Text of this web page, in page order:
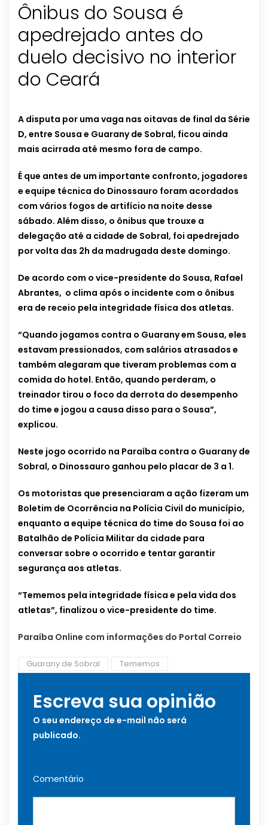
Ônibus do Sousa é
apedrejado antes do
duelo decisivo no interior
do Ceará
A disputa por uma vaga nas oitavas de final da Série
D, entre Sousa e Guarany de Sobral, ficou ainda
mais acirrada até mesmo fora de campo.
É que antes de um importante confronto, jogadores
e equipe técnica do Dinossauro foram acordados
com vários fogos de artifício na noite desse
sábado. Além disso, o ônibus que trouxe a
delegação até a cidade de Sobral, foi apedrejado
por volta das 2h da madrugada deste domingo.
De acordo com o vice-presidente do Sousa, Rafael
Abrantes, o clima após o incidente com o ônibus
era de receio pela integridade física dos atletas.
“Quando jogamos contra o Guarany em Sousa, eles
estavam pressionados, com salários atrasados e
também alegaram que tiveram problemas com a
comida do hotel. Então, quando perderam, o
treinador tirou o foco da derrota do desempenho
do time e jogou a causa disso para o Sousa”,
explicou.
Neste jogo ocorrido na Paraíba contra o Guarany de
Sobral, o Dinossauro ganhou pelo placar de 3 a 1.
Os motoristas que presenciaram a ação fizeram um
Boletim de Ocorrência na Polícia Civil do município,
enquanto a equipe técnica do time do Sousa foi ao
Batalhão de Polícia Militar da cidade para
conversar sobre o ocorrido e tentar garantir
segurança aos atletas.
“Tememos pela integridade física e pela vida dos
atletas”, finalizou o vice-presidente do time.
Paraíba Online com informações do Portal Correio
Guarany de Sobral Tememos
Escreva sua opinião
O seu endereço de e-mail não será
publicado.
Comentário